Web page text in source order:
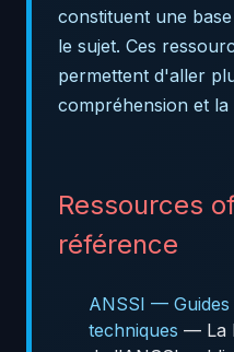
constituent une
le sujet. Ces
permettent d'aller
compréhension et la
Ressources
référence
ANSSI — Guides
techniques — La